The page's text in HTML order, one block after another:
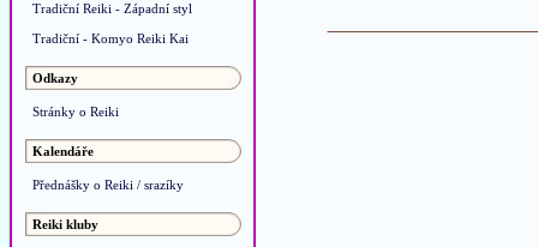
Tradiční Reiki - Západní styl
Tradiční - Komyo Reiki Kai
Odkazy
Stránky o Reiki
Kalendáře
Přednášky o Reiki / srazíky
Reiki kluby